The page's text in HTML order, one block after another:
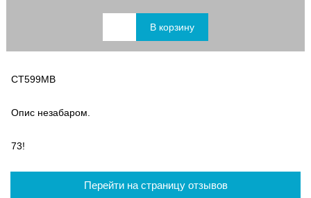
CT599MB
Опис незабаром.
73!
Перейти на страницу отзывов